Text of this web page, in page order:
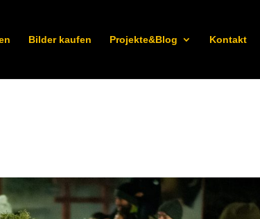
Bilder kaufen Projekte&Blog Kontakt